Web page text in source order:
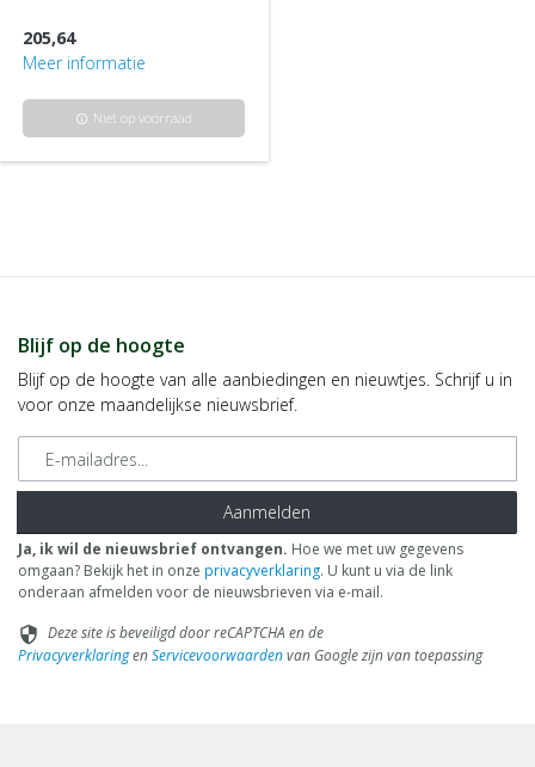
205,64
Meer informatie
info Niet op voorraad
Blijf op de hoogte
Blijf op de hoogte van alle aanbiedingen en nieuwtjes. Schrijf u in
voor onze maandelijkse nieuwsbrief.
E-mailadres
Aanmelden
Ja, ik wil de nieuwsbrief ontvangen. Hoe we met uw gegevens
omgaan? Bekijk het in onze privacyverklaring. U kunt u via de link
onderaan afmelden voor de nieuwsbrieven via e-mail.
security Deze site is beveiligd door reCAPTCHA en de
PrivacyverklaringenServicevoorwaardenvan Google zijn van toepassing